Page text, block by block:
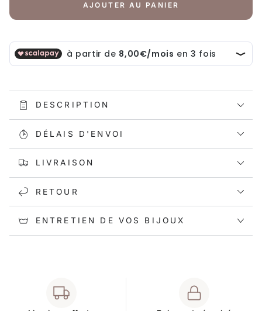
AJOUTER AU PANIER
DESCRIPTION
DÉLAIS D'ENVOI
LIVRAISON
RETOUR
ENTRETIEN DE VOS BIJOUX